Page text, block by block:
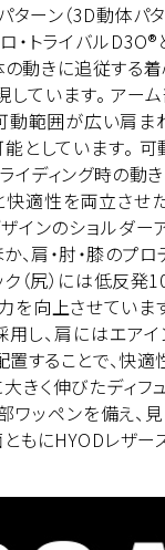
ーン（3D動体パ
・トライバル
動きに追従する
しています。 ア
範囲が広い肩ま
としています。
イディング時の動
快適性を両立させ
インのショルダー
、肩・肘・膝のプ
ク（尻）には低反
を向上させてい
し、肩にはエア
することで、快
きく伸びたディ
ワッペンを備え、
ともにHYODレザ